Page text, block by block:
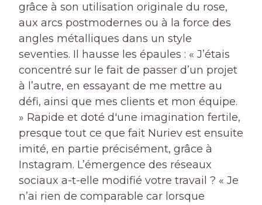
grâce à son utilisation originale du rose,
aux arcs postmodernes ou à la force des
angles métalliques dans un style
seventies. Il hausse les épaules : « J’étais
concentré sur le fait de passer d’un projet
à l’autre, en essayant de me mettre au
défi, ainsi que mes clients et mon équipe.
» Rapide et doté d'une imagination fertile,
presque tout ce que fait Nuriev est ensuite
imité, en partie précisément, grâce à
Instagram. L’émergence des réseaux
sociaux a-t-elle modifié votre travail ? « Je
n’ai rien de comparable car lorsque